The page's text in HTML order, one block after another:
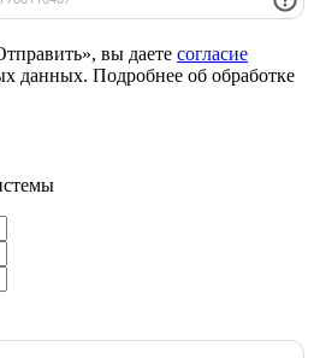
вы даете согласие
данных. Подробнее об обработке